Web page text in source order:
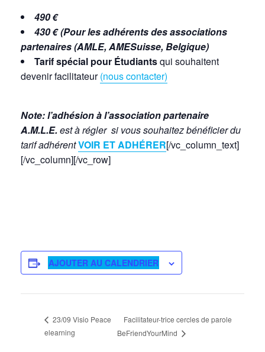
490 €
430 € (Pour les adhérents des associations
partenaires (AMLE, AMESuisse, Belgique)
Tarif spécial pour Étudiantsqui souhaitent
devenir facilitateur(nous contacter)
Note:l’adhésion à l’association partenaire
A.M.L.E.est à régler si vous souhaitez bénéficier du
tarif adhérentVOIR ET ADHÉRER[/vc_column_text]
[/vc_column][/vc_row]
AJOUTER AU CALENDRIER
23/09 Visio Peace
elearning
Facilitateur-trice cercles de parole
BeFriendYourMind